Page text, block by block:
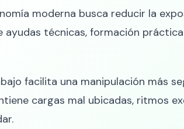
moderna busca reducir la
ayudas técnicas, formación
facilita una manipulación más
cargas mal ubicadas, ritmos